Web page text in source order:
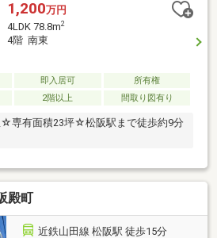
1,200万円
4LDK 78.8m2
4階 南東
即入居可
所有権
2階以上 間取り図有り
専有面積23坪☆松阪駅まで徒歩約9分
殿町
近鉄山田線 松阪駅 徒歩15分